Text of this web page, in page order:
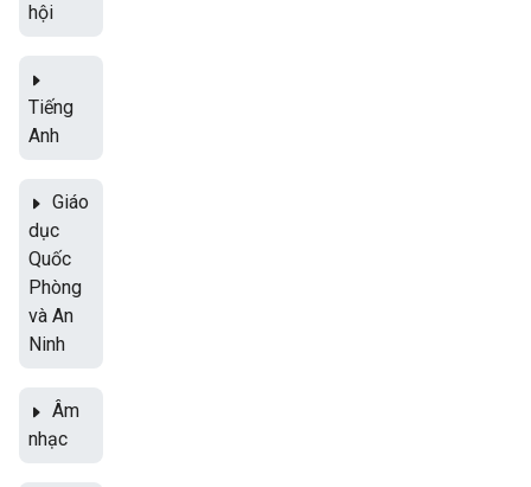
hội
Tiếng
Anh
Giáo
dục
Quốc
Phòng
và An
Ninh
Âm
nhạc